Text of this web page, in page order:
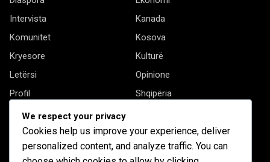
Intervista
Kanada
Komunitet
Kosova
Kryesore
Kulturë
Letërsi
Opinione
Profil
Shqipëria
Shqiptarët në biznes
Të tjera
We respect your privacy
Cookies help us improve your experience, deliver
personalized content, and analyze traffic. You can